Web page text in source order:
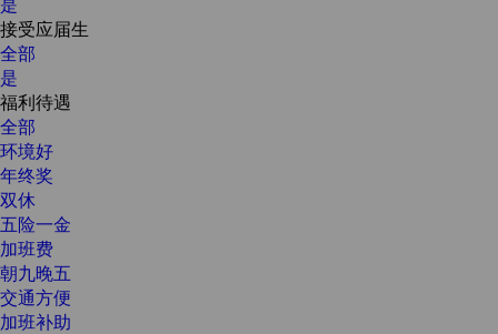
接受应届生
全部
是
福利待遇
全部
环境好
年终奖
双休
五险一金
加班费
朝九晚五
交通方便
加班补助